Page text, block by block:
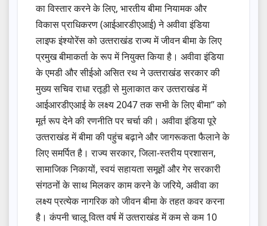
का विस्‍तार करने के लिए, भारतीय बीमा नियामक और
विकास प्राधिकरण (आईआरडीएआई) ने अवीवा इंडिया
लाइफ इंश्‍योरेंस को उत्‍तराखंड राज्‍य में जीवन बीमा के लिए
प्रमुख बीमाकर्ता के रूप में नियुक्‍त किया है। अवीवा इंडिया
के एमडी और सीईओ असित रथ ने उत्‍तराखंड सरकार की
मुख्य सचिव राधा रतूड़ी से मुलाकात कर उत्‍तराखंड में
आईआरडीएआई के लक्ष्‍य 2047 तक सभी के लिए बीमा” को
मूर्त रूप देने की रणनीति पर चर्चा की। अवीवा इंडिया पूरे
उत्‍तराखंड में बीमा की पहुंच बढ़ाने और जागरूकता फैलाने के
लिए समर्पित है। राज्‍य सरकार, जिला-स्‍तरीय प्रशासन,
सामाजिक निकायों, स्‍वयं सहायता समूहों और गेर सरकारी
संगठनों के साथ मिलकर काम करने के जरिये, अवीवा का
लक्ष्‍य प्रत्‍येक नागरिक को जीवन बीमा के तहत कवर करना
है। कंपनी चालू वित्‍त वर्ष में उत्‍तराखंड में कम से कम 10